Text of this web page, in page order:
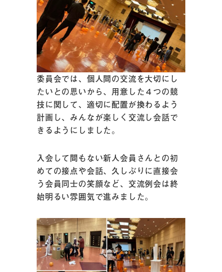
委員会では、個人間の交流を大切にし
たいとの思いから、用意した４つの競
技に関して、適切に配置が換わるよう
計画し、みんなが楽しく交流し会話で
きるようにしました。
入会して間もない新人会員さんとの初
めての接点や会話、久しぶりに直接会
う会員同士の笑顔など、交流例会は終
始明るい雰囲気で進みました。